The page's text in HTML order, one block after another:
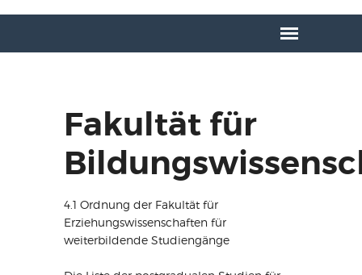
Fakultät für
4.1 Ordnung der Fakultät für
Erziehungswissenschaften für
weiterbildende Studiengänge